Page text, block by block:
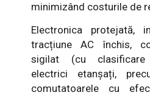
minimizând costurile de
Electronica protejată,
tracțiune AC închis,
sigilat (cu clasificare
electrici etanșați,
comutatoarele cu